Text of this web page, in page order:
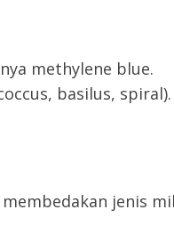
methylene blue.
basilus, spiral).
jenis